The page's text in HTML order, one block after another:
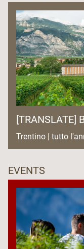
[TRANSLATE]
Trentino | tutto
EVENTS